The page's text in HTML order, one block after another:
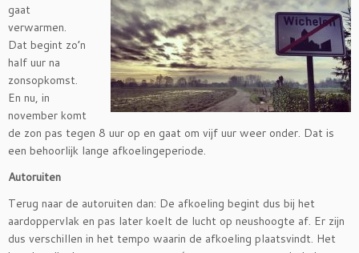
gaat
verwarmen.
Dat begint zo’n
half uur na
zonsopkomst.
En nu, in
november komt
de zon pas tegen 8 uur op en gaat om vijf uur weer onder. Dat is
een behoorlijk lange afkoelingeperiode.
Autoruiten
Terug naar de autoruiten dan: De afkoeling begint dus bij het
aardoppervlak en pas later koelt de lucht op neushoogte af. Er zijn
dus verschillen in het tempo waarin de afkoeling plaatsvindt. Het